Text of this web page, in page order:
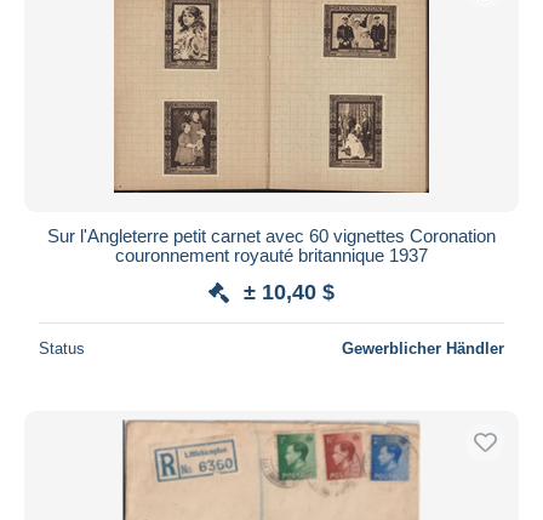
Sur l'Angleterre petit carnet avec 60 vignettes Coronation
couronnement royauté britannique 1937
± 10,40 $
Status Gewerblicher Händler